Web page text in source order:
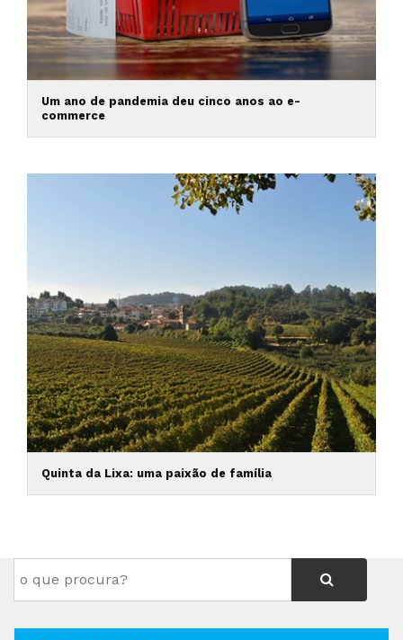
Um ano de pandemia deu cinco anos ao e-
commerce
Quinta da Lixa: uma paixão de família